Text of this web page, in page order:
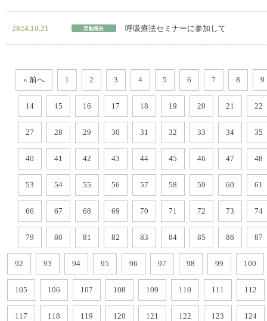
2024.10.21 呼吸療法セミナーに参加して
« 前へ 1 2 3 4 5 6 7 8 9
14 15 16 17 18 19 20 21 22
27 28 29 30 31 32 33 34 35
40 41 42 43 44 45 46 47 48
53 54 55 56 57 58 59 60 61
66 67 68 69 70 71 72 73 74
79 80 81 82 83 84 85 86 87
92 93 94 95 96 97 98 99 100
105 106 107 108 109 110 111 112
117 118 119 120 121 122 123 124